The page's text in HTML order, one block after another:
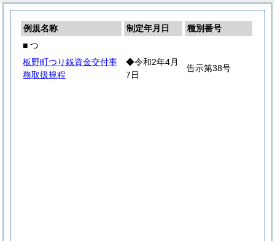
例規名称 制定年月日
種別番号
■ つ
板野町つり銭資金交付事
務取扱規程
◆令和2年4月
7日
告示第38号